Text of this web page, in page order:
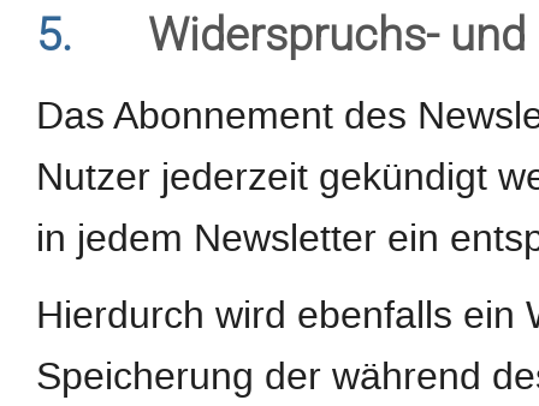
5. Widerspruchs-
Das Abonnement des
Nutzer jederzeit gekündigt
in jedem Newsletter ein
Hierdurch wird ebenfalls ein
Speicherung der während